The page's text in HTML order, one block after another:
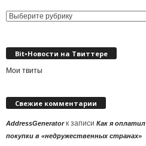
Выбор
Bit•Новости на Твиттере
Мои твиты
Свежие комментарии
AddressGeneratorк записи Как я
покупки в «недружественных странах»